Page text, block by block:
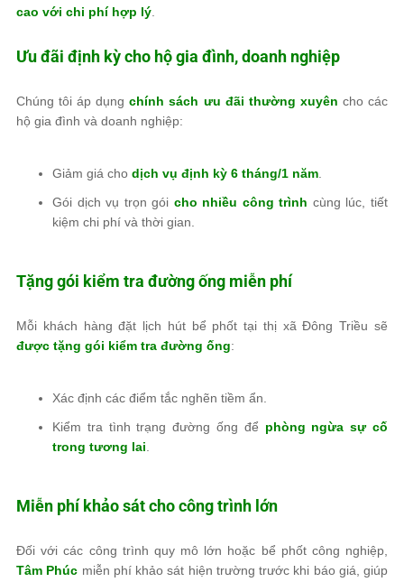
cao với chi phí hợp lý
Ưu đãi định kỳ cho hộ gia đình, doanh nghiệp
Chúng tôi áp dụngchính sách ưu đãi thường xuyên cho các
hộ gia đình và doanh nghiệp:
Giảm giá cho dịch vụ định kỳ 6 tháng/1 năm
Gói dịch vụ trọn gói cho nhiều công trình cùng lúc, tiết
kiệm chi phí và thời gian.
Tặng gói kiểm tra đường ống miễn phí
Mỗi khách hàng đặt lịch hút bể phốt tại thị xã Đông Triều sẽ
được tặng gói kiểm tra đường ống:
Xác định các điểm tắc nghẽn tiềm ẩn.
Kiểm tra tình trạng đường ống để phòng ngừa sự cố
trong tương lai
Miễn phí khảo sát cho công trình lớn
Đối với các công trình quy mô lớn hoặc bể phốt công nghiệp,
Tâm Phúc miễn phí khảo sát hiện trường trước khi báo giá, giúp